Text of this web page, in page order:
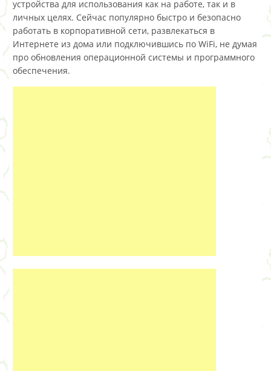
устройства для использования как на работе, так и в
личных целях. Сейчас популярно быстро и безопасно
работать в корпоративной сети, развлекаться в
Интернете из дома или подключившись по WiFi, не думая
про обновления операционной системы и программного
обеспечения.